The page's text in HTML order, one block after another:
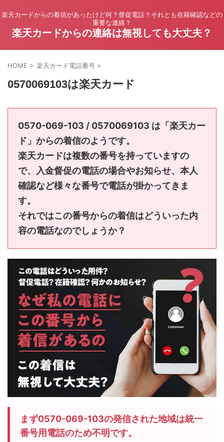
楽天カードからの着信があったけど何？督促電話？それとも在籍確認などの
重要な連絡？
楽天カードからの連絡は無視しても大丈夫？
HOME > 楽天カード電話番号 >
0570069103は楽天カード
0570-069-103 / 0570069103 は「楽天カー
ド」からの着信のようです。
楽天カードは複数の番号を持っていますの
で、入金督促の電話の場合やお知らせ、本人
確認など様々な番号で電話が掛かってきま
す。
それではこの番号からの着信はどういった内
容の電話なのでしょうか？
まず0570-069-103の発信された地域は統一
番号用電話のため不明です。